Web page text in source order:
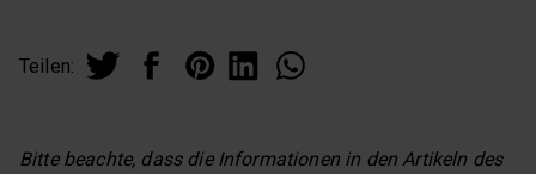
Teilen:
Bitte beachte, dass die Informationen in den Artikeln des